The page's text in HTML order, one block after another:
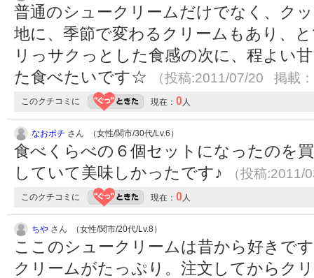
普通のシュークリームだけでなく、ク
地に、季節で変わるクリームもあり、
リっサクっとした食感の次に、程よい
た食べたいです☆
（投稿:2011/07/20 掲載
このクチコミに 現在： 0人
なおポチ さん （女性/関市/30代/Lv.6）
食べくらべの６個セットになったのを
していて美味しかったです♪
（投稿
このクチコミに 現在： 0人
ちや さん （女性/関市/20代/Lv.8）
ここのシュークリームは昔から好きで
クリームがたっぷり。注文してからク